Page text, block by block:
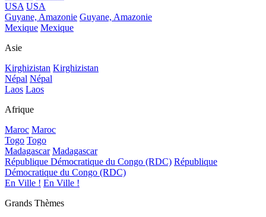
USA USA
Guyane, Amazonie Guyane, Amazonie
Mexique Mexique
Asie
Kirghizistan Kirghizistan
Népal Népal
Laos Laos
Afrique
Maroc Maroc
Togo Togo
Madagascar Madagascar
République Démocratique du Congo (RDC) République
Démocratique du Congo (RDC)
En Ville ! En Ville !
Grands Thèmes